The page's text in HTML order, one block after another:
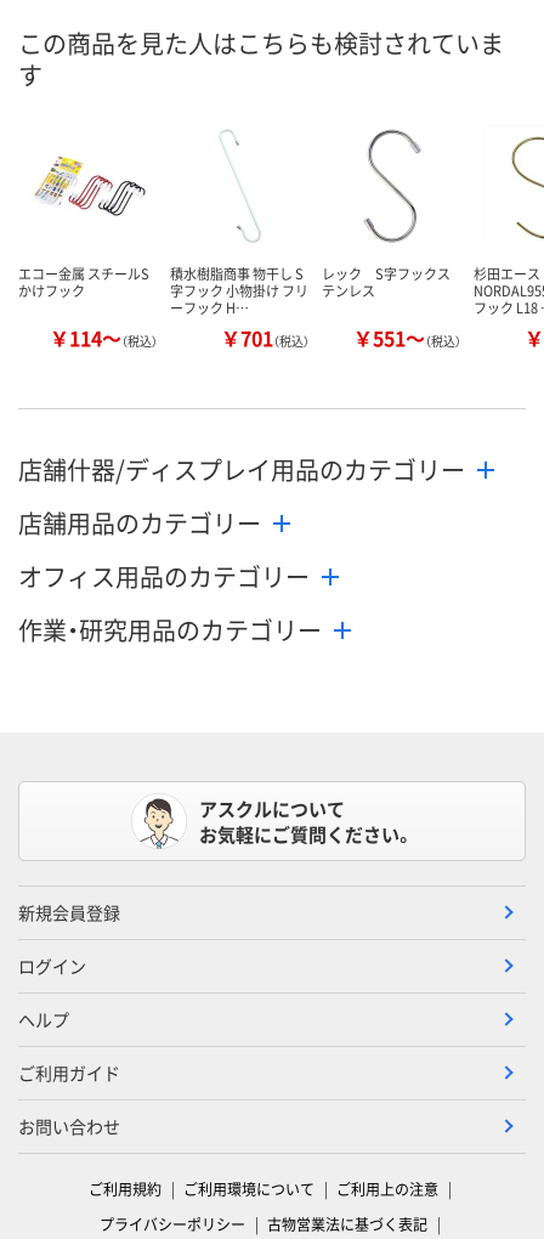
カゴへ カゴへ
この商品を見た人はこちらも検討されていま
す
エコー金属 スチールS
かけフック
￥114～（税込）
積水樹脂商事 物干し S
字フック 小物掛け フリ
ーフック H…
￥701（税込）
レック S字フックス
テンレス
￥551～（税込）
杉田エース
フック
店舗什器/ディスプレイ用品のカテゴリー
店舗用品のカテゴリー
オフィス用品のカテゴリー
作業・研究用品のカテゴリー
アスクルについて
お気軽にご質問ください。
新規会員登録
ログイン
ヘルプ
ご利用ガイド
お問い合わせ
ご利用規約 ご利用環境について
ご利用上の注意
プライバシーポリシー
古物営業法に基づく表記